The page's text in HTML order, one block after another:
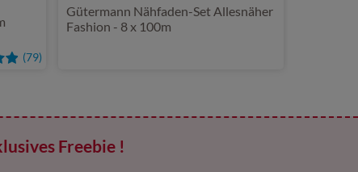
(79)
Gütermann Nähfaden-Set Allesnäher
Fashion - 8 x 100m
Freebie !